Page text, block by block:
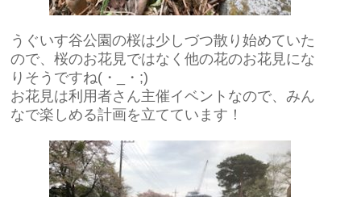
うぐいす谷公園の桜は少しづつ散り始めていた
ので、桜のお花見ではなく他の花のお花見にな
りそうですね(・_・;)
お花見は利用者さん主催イベントなので、みん
なで楽しめる計画を立てています！